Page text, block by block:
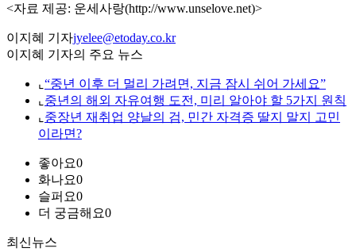
<자료 제공: 운세사랑(http://www.unselove.net)>
이지혜 기자jyelee@etoday.co.kr
이지혜 기자의 주요 뉴스
⌞ “중년 이후 더 멀리 가려면, 지금 잠시 쉬어 가세요”
⌞ 중년의 해외 자유여행 도전, 미리 알아야 할 5가지 원칙
⌞ 중장년 재취업 양날의 검, 민간 자격증 딸지 말지 고민
이라면?
좋아요0
화나요0
슬퍼요0
더 궁금해요0
최신뉴스